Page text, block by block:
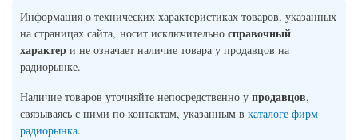
Информация о технических характеристиках товаров, указанных
на страницах сайта, носит исключительно справочный
характер и не означает наличие товара у продавцов на
радиорынке.
Наличие товаров уточняйте непосредственно у продавцов,
связываясь с ними по контактам, указанным в каталоге фирм
радиорынка.